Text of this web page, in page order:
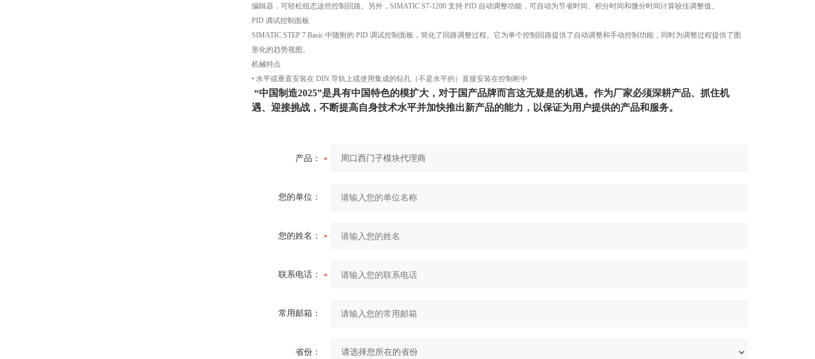
编辑器，可轻松组态这些控制回路。另外，SIMATIC S7-1200 支持 PID 自动调整功能，可自动为节省时间、积分时间和微分时间计算较佳调整值。
PID 调试控制面板
SIMATIC STEP 7 Basic 中随附的 PID 调试控制面板，简化了回路调整过程。它为单个控制回路提供了自动调整和手动控制功能，同时为调整过程提供了图
形化的趋势视图。
机械特点
• 水平或垂直安装在 DIN 导轨上或使用集成的钻孔（不是水平的）直接安装在控制柜中
“中国制造2025”是具有中国特色的模扩大，对于国产品牌而言这无疑是的机遇。作为厂家必须深耕产品、抓住机
遇、迎接挑战，不断提高自身技术水平并加快推出新产品的能力，以保证为用户提供的产品和服务。
产品：
您的单位：
您的姓名：
联系电话：
常用邮箱：
省份：